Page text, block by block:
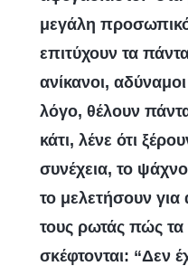
μεγάλη
επιτύχουν τα
ανίκανοι,
λόγο, θέλουν
κάτι, λένε ότι
συνέχεια, το
το μελετήσουν
τους ρωτάς πώς τα
σκέφτονται: “Δεν